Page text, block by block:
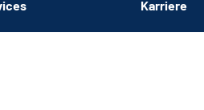
Karriere